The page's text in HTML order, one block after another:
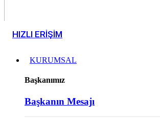
HIZLI ERİŞİM
KURUMSAL
Başkanımız
Başkanın Mesajı